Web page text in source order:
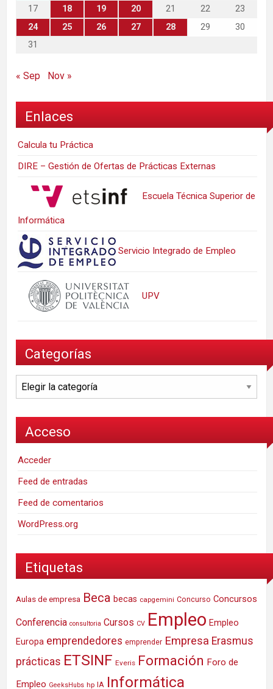
17
18 19 20 21 22
23
24
25 26 27 28 29
30
31
« Sep Nov »
Enlaces
Calcula tu Práctica
DIRE – Gestión de Ofertas de Prácticas Externas
Escuela Técnica Superior de
Informática
Servicio Integrado de Empleo
UPV
Categorías
Categorías
Acceso
Acceder
Feed de entradas
Feed de comentarios
WordPress.org
Etiquetas
Aulas de empresa Beca becas capgemini Concurso Concursos
Conferencia consultoria Cursos CV Empleo Empleo
Europa emprendedores emprender Empresa Erasmus
prácticas ETSINF Everis Formación Foro de
Empleo GeeksHubs hp IA Informática